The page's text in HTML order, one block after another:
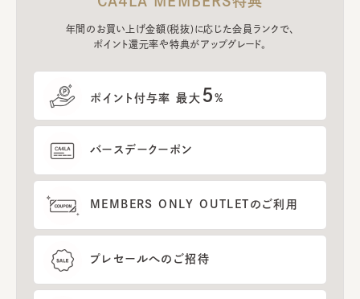
年間のお買い上げ金額(税抜)に応じた会員ランクで、
ポイント還元率や特典がアップグレード。
ポイント付与率 最大 5%
バースデークーポン
MEMBERS ONLY OUTLETのご利用
プレセールへのご招待